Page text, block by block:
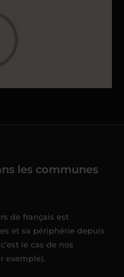
les communes
de français est
et sa périphérie depuis
le cas de nos
exemple).